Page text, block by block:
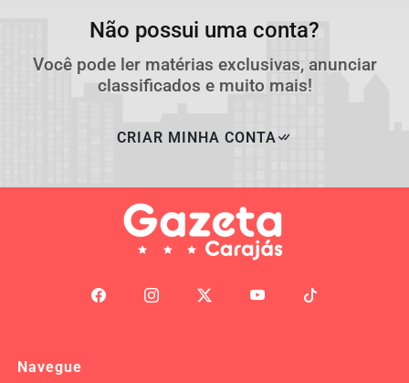
Não possui uma conta?
Você pode ler matérias exclusivas, anunciar
classificados e muito mais!
CRIAR MINHA CONTA
Navegue